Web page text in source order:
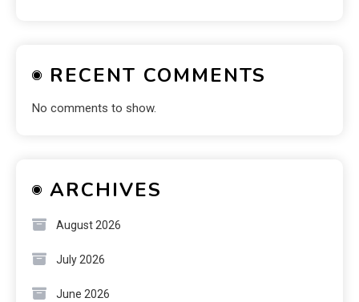
RECENT COMMENTS
No comments to show.
ARCHIVES
August 2026
July 2026
June 2026